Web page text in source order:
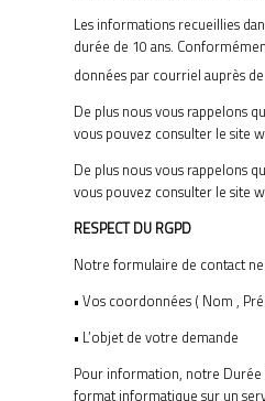
Les informations recueillies
durée de 10 ans.
données par courriel auprès
De plus nous vous rappelons
vous pouvez consulter le site
De plus nous vous rappelons
vous pouvez consulter le site
RESPECT DU RGPD
Notre formulaire de contact
• Vos coordonnées ( Nom ,
• L’objet de votre demande
Pour information, notre Durée
format informatique sur un